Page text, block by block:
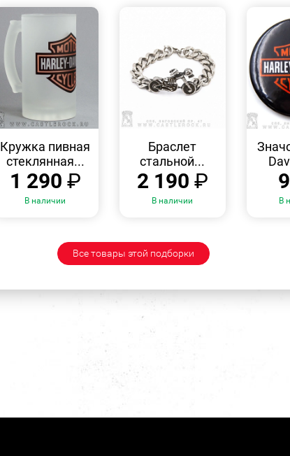
Кружка пивная
стеклянная...
1 290 ₽
В наличии
Браслет
стальной...
2 190 ₽
В наличии В
Все товары этой подборки